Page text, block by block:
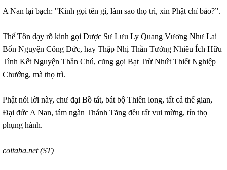
A Nan lại bạch: "Kinh gọi tên gì, làm sao thọ trì, xin Phật chỉ bảo?”.
Thế Tôn dạy rõ kinh gọi Dược Sư Lưu Ly Quang Vương Như Lai
Bổn Nguyện Công Đức, hay Thập Nhị Thần Tướng Nhiêu Ích Hữu
Tình Kết Nguyện Thần Chú, cũng gọi Bạt Trừ Nhứt Thiết Nghiệp
Chướng, mà thọ trì.
Phật nói lời này, chư đại Bồ tát, bát bộ Thiên long, tất cả thế gian,
Đại đức A Nan, tám ngàn Thánh Tăng đều rất vui mừng, tín thọ
phụng hành.
coitaba.net (ST)